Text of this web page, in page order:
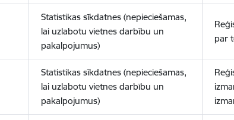
Statistikas sīkdatnes (nepieciešamas,
lai uzlabotu vietnes darbību un
pakalpojumus)
par
Statistikas sīkdatnes (nepieciešamas,
lai uzlabotu vietnes darbību un
pakalpojumus)